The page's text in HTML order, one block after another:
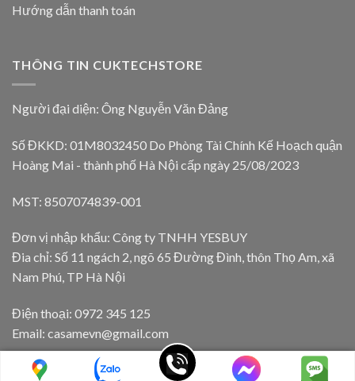
Hướng dẫn thanh toán
THÔNG TIN CUKTECHSTORE
Người đại diện: Ông Nguyễn Văn Đảng
Số ĐKKD: 01M8032450 Do Phòng Tài Chính Kế Hoạch quận
Hoàng Mai - thành phố Hà Nội cấp ngày 25/08/2023
MST: 8507074839-001
Đơn vị nhập khẩu: Công ty TNHH YESBUY
Đia chỉ: Số 11 ngách 2, ngõ 65 Đường Đình, thôn Thọ Am, xã
Nam Phú, TP Hà Nội
Điện thoại: 0972 345 125
Email: casamevn@gmail.com